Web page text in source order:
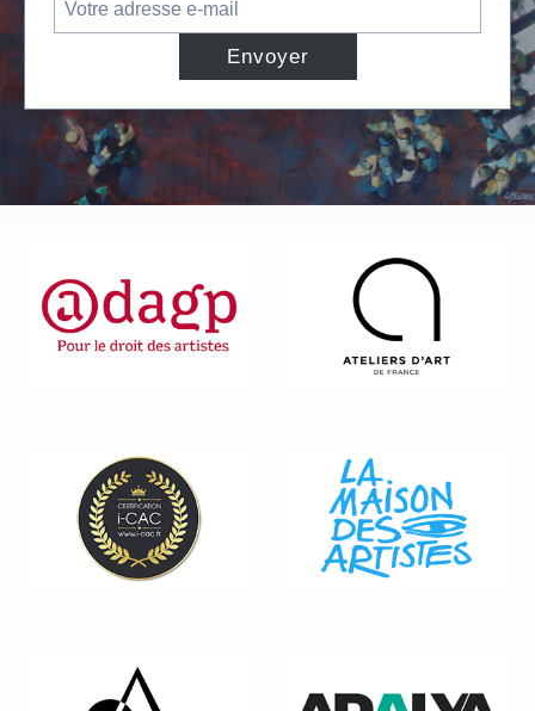
Envoyer